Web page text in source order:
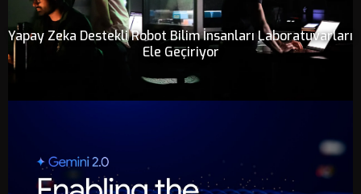
Yapay Zeka Destekli Robot Bilim İnsanları Laboratuvarları
Ele Geçiriyor